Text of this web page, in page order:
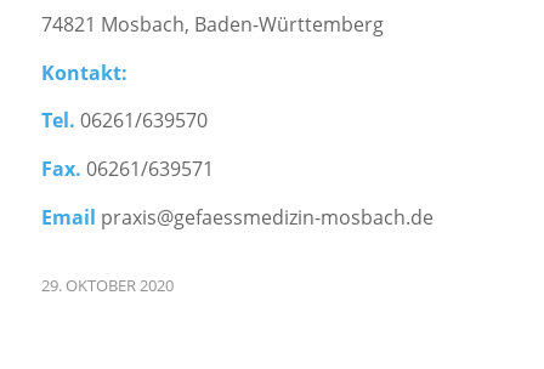
74821 Mosbach, Baden-Württemberg
Kontakt:
Tel. 06261/639570
Fax. 06261/639571
Email praxis@gefaessmedizin-mosbach.de
29. OKTOBER 2020